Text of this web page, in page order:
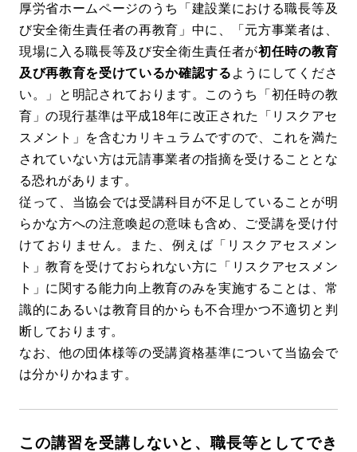
厚労省ホームページのうち「建設業における職長等及
び安全衛生責任者の再教育」中に、「元方事業者は、
現場に入る職長等及び安全衛生責任者が初任時の教育
及び再教育を受けているか確認する ようにしてくださ
い。」と明記されております。このうち「初任時の教
育」の現行基準は平成18年に改正された「リスクアセ
スメント」を含むカリキュラムですので、これを満た
されていない方は元請事業者の指摘を受けることとな
る恐れがあります。
従って、当協会では受講科目が不足していることが明
らかな方への注意喚起の意味も含め、ご受講を受け付
けておりません。また、例えば「リスクアセスメン
ト」教育を受けておられない方に「リスクアセスメン
ト」に関する能力向上教育のみを実施することは、常
識的にあるいは教育目的からも不合理かつ不適切と判
断しております。
なお、他の団体様等の受講資格基準について当協会で
は分かりかねます。
この講習を受講しないと、職長等としてでき